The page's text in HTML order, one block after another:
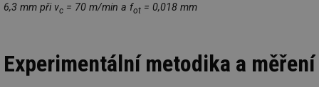
6,3 mm při vc = 70 m/min a fot = 0,018 mm
Experimentální metodika a měření